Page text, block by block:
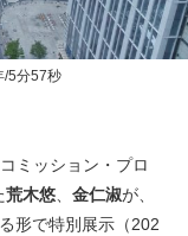
/5分57秒
ミッション・プロ
荒木悠 金仁淑が、
形で特別展示（202